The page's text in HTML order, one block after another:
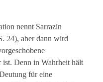
nennt Sarrazin
24), aber dann wird
ist. Denn in Wahrheit hält
für eine